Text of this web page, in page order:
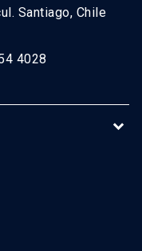
Santiago, Chile
4028